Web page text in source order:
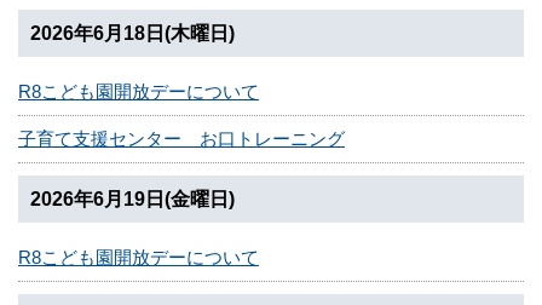
2026年6月18日(木曜日)
R8こども園開放デーについて
子育て支援センター お口トレーニング
2026年6月19日(金曜日)
R8こども園開放デーについて